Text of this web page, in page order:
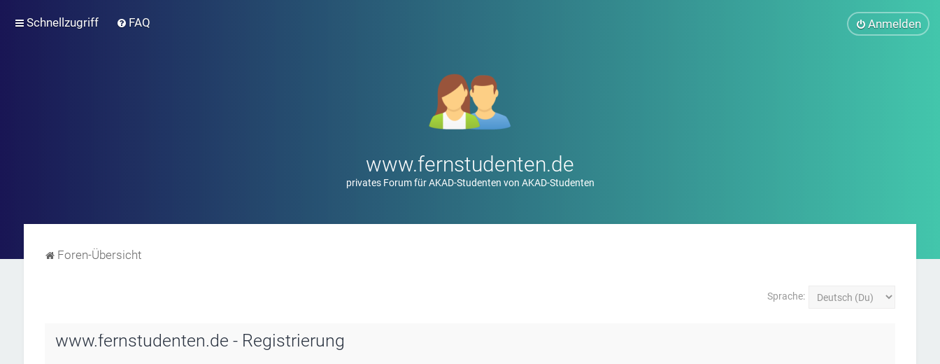
Schnellzugriff FAQ Anmelden
www.fernstudenten.de
privates Forum für AKAD-Studenten von AKAD-Studenten
Foren-Übersicht
Sprache:
www.fernstudenten.de - Registrierung